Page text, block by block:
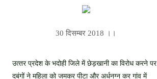
30 दिसम्बर 2018 ।।
उत्‍तर प्रदेश के भदोही जिले में छेड़खानी का विरोध करने पर
दबंगों ने महिला को जमकर पीटा और अर्धनग्न कर गांव में